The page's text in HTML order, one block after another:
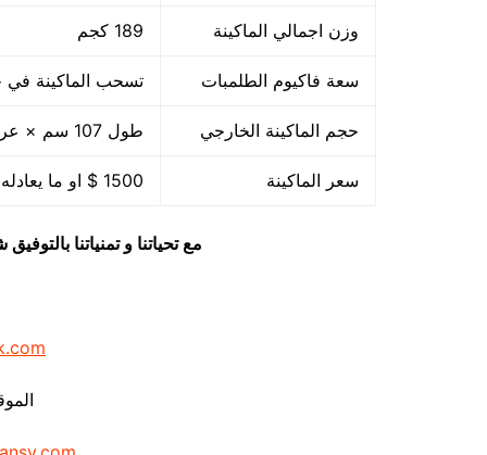
وزن اجمالي الماكينة 189 كجم
سعة فاكيوم الطلمبات تسحب الماكينة في حدود 40 متر مكعب هواء فاكيوم من
حجم الماكينة الخارجي طول 107 سم × عرض 85 سم × ارتفاع 105 سم
سعر الماكينة 1500 $ او ما يعادله بالجنيه المصرى
مع تحياتنا و تمنياتنا